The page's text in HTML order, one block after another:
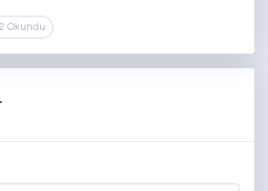
Okundu